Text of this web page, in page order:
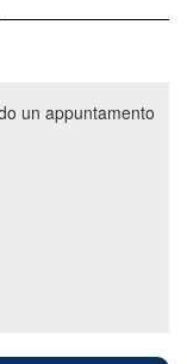
un appuntamento